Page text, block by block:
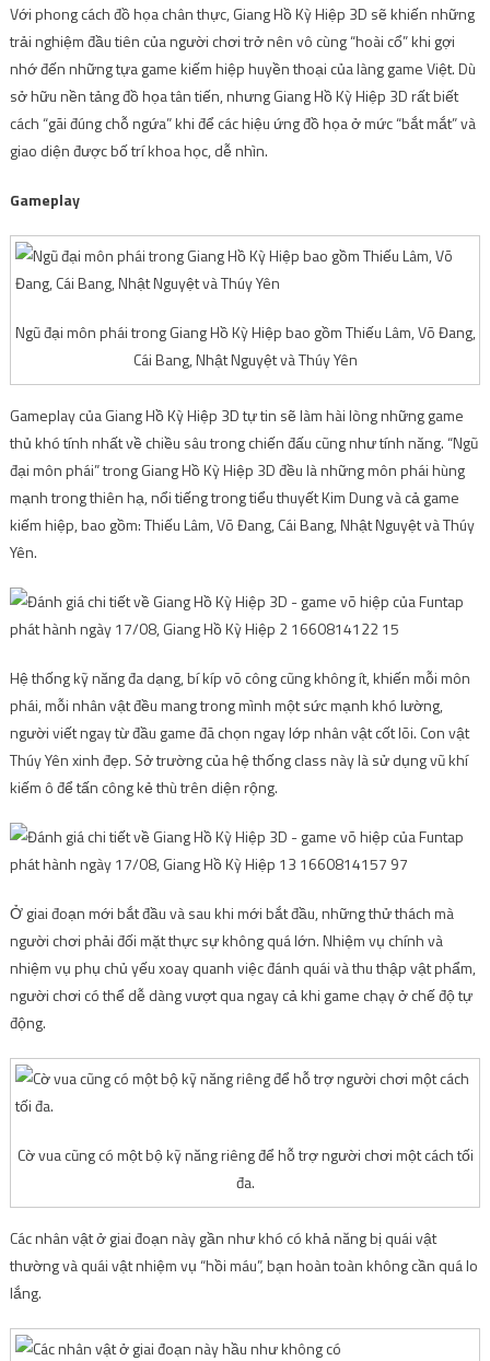
Với phong cách đồ họa chân thực, Giang Hồ Kỳ Hiệp 3D sẽ khiến những
trải nghiệm đầu tiên của người chơi trở nên vô cùng “hoài cổ” khi gợi
nhớ đến những tựa game kiếm hiệp huyền thoại của làng game Việt. Dù
sở hữu nền tảng đồ họa tân tiến, nhưng Giang Hồ Kỳ Hiệp 3D rất biết
cách “gãi đúng chỗ ngứa” khi để các hiệu ứng đồ họa ở mức “bắt mắt” và
giao diện được bố trí khoa học, dễ nhìn.
Gameplay
Ngũ đại môn phái trong Giang Hồ Kỳ Hiệp bao gồm Thiếu Lâm, Võ Đang,
Cái Bang, Nhật Nguyệt và Thúy Yên
Gameplay của Giang Hồ Kỳ Hiệp 3D tự tin sẽ làm hài lòng những game
thủ khó tính nhất về chiều sâu trong chiến đấu cũng như tính năng. “Ngũ
đại môn phái” trong Giang Hồ Kỳ Hiệp 3D đều là những môn phái hùng
mạnh trong thiên hạ, nổi tiếng trong tiểu thuyết Kim Dung và cả game
kiếm hiệp, bao gồm: Thiếu Lâm, Võ Đang, Cái Bang, Nhật Nguyệt và Thúy
Yên.
Hệ thống kỹ năng đa dạng, bí kíp võ công cũng không ít, khiến mỗi môn
phái, mỗi nhân vật đều mang trong mình một sức mạnh khó lường,
người viết ngay từ đầu game đã chọn ngay lớp nhân vật cốt lõi. Con vật
Thúy Yên xinh đẹp. Sở trường của hệ thống class này là sử dụng vũ khí
kiếm ô để tấn công kẻ thù trên diện rộng.
Ở giai đoạn mới bắt đầu và sau khi mới bắt đầu, những thử thách mà
người chơi phải đối mặt thực sự không quá lớn. Nhiệm vụ chính và
nhiệm vụ phụ chủ yếu xoay quanh việc đánh quái và thu thập vật phẩm,
người chơi có thể dễ dàng vượt qua ngay cả khi game chạy ở chế độ tự
động.
Cờ vua cũng có một bộ kỹ năng riêng để hỗ trợ người chơi một cách tối
đa.
Các nhân vật ở giai đoạn này gần như khó có khả năng bị quái vật
thường và quái vật nhiệm vụ “hồi máu”, bạn hoàn toàn không cần quá lo
lắng.